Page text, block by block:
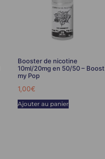
Booster de nicotine
10ml/20mg en 50/50 – Boost
my Pop
1,00€
Ajouter au panier